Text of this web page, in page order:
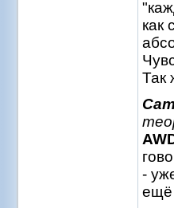
как
Так
-
ещё